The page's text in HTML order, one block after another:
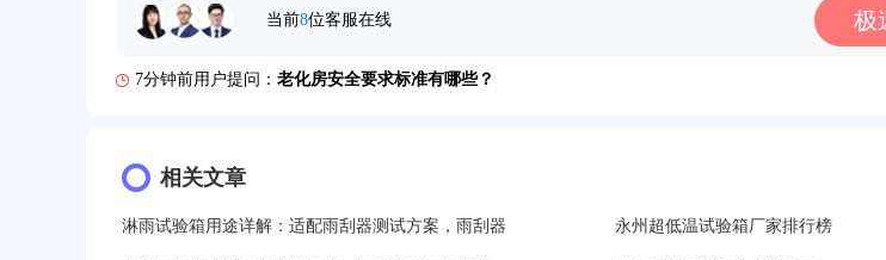
当前8位客服在线 极
5分钟前用户提问：高温恒温试验箱待机温度多少？
7分钟前用户提问： 老化房安全要求标准有哪些？
12分钟前用户提问：
13分钟前用户提问： 恒温老化房500立方米多少钱？
相关文章
淋雨试验箱用途详解：适配雨刮器测试方案，雨刮器 永州超低温试验箱厂家排行榜